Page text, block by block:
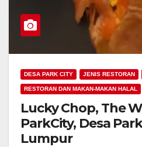
DESA PARK CITY JENIS RESTORAN
RESTORAN DAN MAKAN-MAKAN HALAL
Lucky Chop, The
ParkCity, Desa
Lumpur